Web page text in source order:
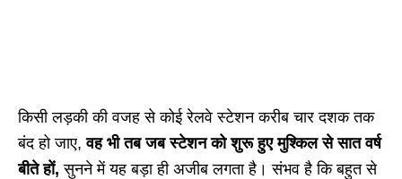
किसी लड़की की वजह से कोई रेलवे स्टेशन करीब चार दशक तक
बंद हो जाए,वह भी तब जब स्टेशन को शुरू हुए मुश्किल से सात वर्ष
बीते हों,सुनने में यह बड़ा ही अजीब लगता है। संभव है कि बहुत से